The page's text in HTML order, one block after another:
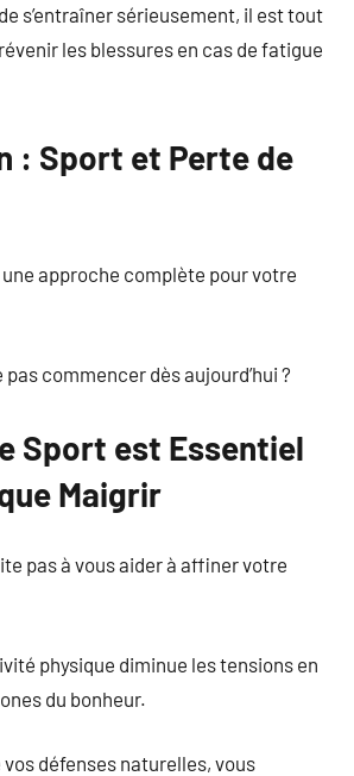
s’entraîner sérieusement, il est tout
les blessures en cas de fatigue
: Sport et Perte de
approche complète pour votre
commencer dès aujourd’hui ?
Sport est Essentiel
Maigrir
pas à vous aider à affiner votre
physique diminue les tensions en
du bonheur.
défenses naturelles, vous